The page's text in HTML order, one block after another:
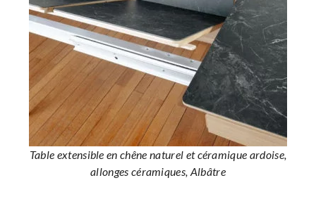
Table extensible en chêne naturel et céramique ardoise,
allonges céramiques, Albâtre